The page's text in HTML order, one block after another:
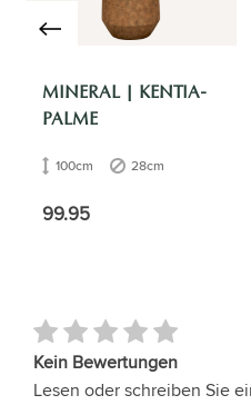
MINERAL | KENTIA-
PALME
100cm 28cm
99.95
Kein Bewertungen
Lesen oder schreiben Sie